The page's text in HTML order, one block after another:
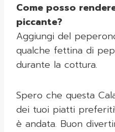
Come posso
piccante?
Aggiungi del
qualche fettina di
durante la cottura.
Spero che questa
dei tuoi piatti
è andata. Buon